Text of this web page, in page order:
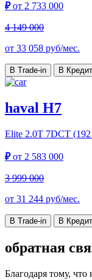
₽от 2 733 000
4 149 000
от 33 058 руб/мес.
В Trade-in В Кредит
haval H7
Elite 2.0T 7DCT
₽от 2 583 000
3 999 000
от 31 244 руб/мес.
В Trade-in В Кредит
обратная
Благодаря тому,